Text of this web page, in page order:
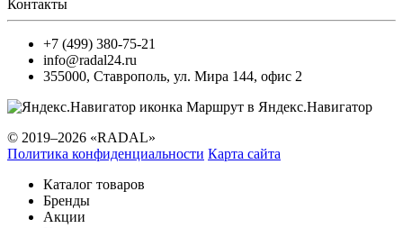
Контакты
+7 (499) 380-75-21
info@radal24.ru
355000, Ставрополь, ул. Мира 144, офис 2
Маршрут в Яндекс.Навигатор
© 2019–2026 «RADAL»
Политика конфиденциальности Карта сайта
Каталог товаров
Бренды
Акции